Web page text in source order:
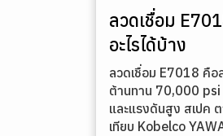
ลวดเชื่อม
อะไรได้บ้าง
ลวดเชื่อม E7018 คือ
ต้านทาน 70,000 psi
และแรงดันสูง สเปค
เทียบ Kobelco